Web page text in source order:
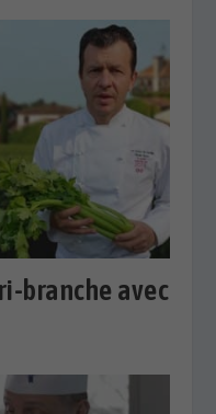
branche avec